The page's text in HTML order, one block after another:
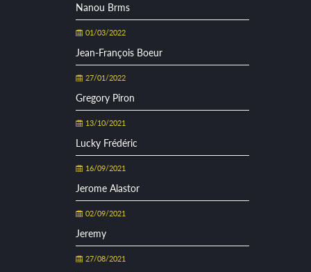
Nanou Brms
01/03/2022
Jean-François Boeur
27/01/2022
Gregory Piron
13/10/2021
Lucky Frédéric
16/09/2021
Jerome Alastor
02/09/2021
Jeremy
27/08/2021